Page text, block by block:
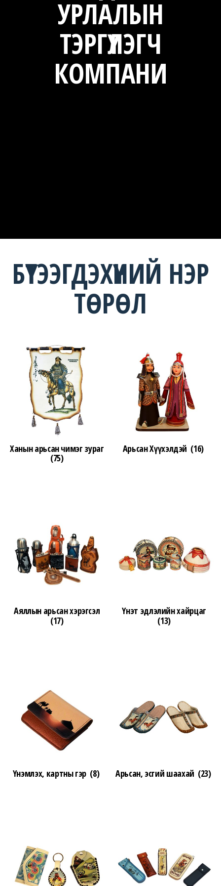
УРЛАЛЫН
ТЭРГҮҮЛЭГЧ
КОМПАНИ
БҮТЭЭГДЭХҮҮНИЙ НЭР
ТӨРӨЛ
Ханын арьсан чимэг зураг
(75)
Арьсан Хүүхэлдэй (16)
Аяллын арьсан хэрэгсэл
(17)
Үнэт эдлэлийн хайрцаг
(13)
Үнэмлэх, картны гэр (8) Арьсан, эсгий шаахай (23)